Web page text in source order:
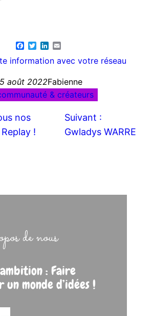
Facebook
TwitterLinkedIn
information avec votre réseau
août 2022Fabienne
& créateurs
nos
!
Suivant :
Gwladys WARRE
de nous
: Faire
un monde d’idées !